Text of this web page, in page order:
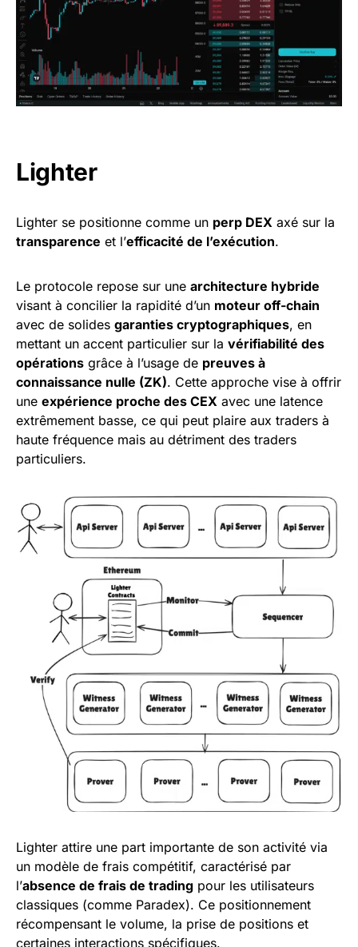
Lighter
Lighter se positionne comme un perp DEX axé sur la
transparence et l’efficacité de l’exécution.
Le protocole repose sur une architecture hybride
visant à concilier la rapidité d’un moteur off-chain
avec de solides garanties cryptographiques, en
mettant un accent particulier sur la vérifiabilité des
opérations grâce à l’usage de preuves à
connaissance nulle (ZK). Cette approche vise à offrir
une expérience proche des CEX avec une latence
extrêmement basse, ce qui peut plaire aux traders à
haute fréquence mais au détriment des traders
particuliers.
Lighter attire une part importante de son activité via
un modèle de frais compétitif, caractérisé par
l’absence de frais de trading pour les utilisateurs
classiques (comme Paradex). Ce positionnement
récompensant le volume, la prise de positions et
certaines interactions spécifiques.